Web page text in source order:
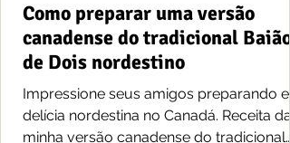
Como preparar uma versão
canadense do tradicional Baião
de Dois nordestino
Impressione seus amigos preparando
delícia nordestina no Canadá. Receita da
minha versão canadense do tradicional